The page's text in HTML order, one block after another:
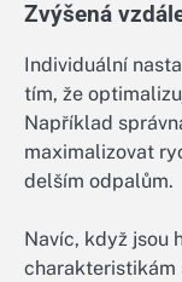
Zvýšená
Individuální
tím, že
Například
maximalizovat
delším odpalům.
Navíc, když jsou
charakteristikám